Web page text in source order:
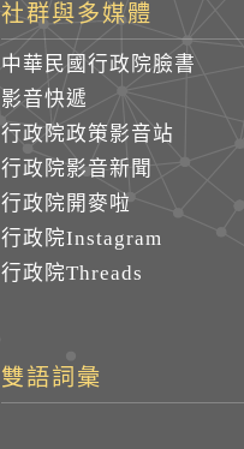
社群與多媒體
中華民國行政院臉書
影音快遞
行政院政策影音站
行政院影音新聞
行政院開麥啦
行政院Instagram
行政院Threads
雙語詞彙